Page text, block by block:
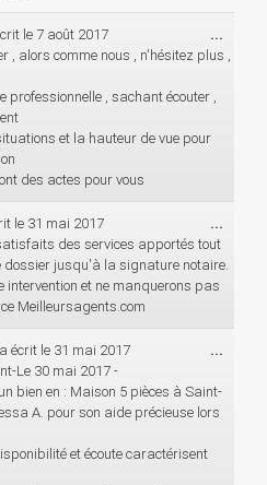
le 7 août 2017
, alors comme nous , n'hésitez plus ,
professionnelle , sachant écouter ,
et la hauteur de vue pour
des actes pour vous
...
cette
le 31 mai 2017
des services apportés tout
dossier jusqu'à la signature notaire.
intervention et ne manquerons pas
Meilleursagents.com
...
boîte
a écrit le 31 mai 2017
Le 30 mai 2017 -
bien en : Maison 5 pièces à Saint-
A. pour son aide précieuse lors
et écoute caractérisent
...